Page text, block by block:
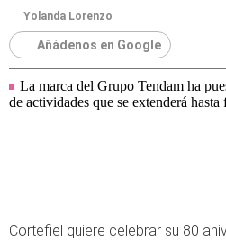
Yolanda Lorenzo
Añádenos en Google
La marca del Grupo Tendam ha
de actividades que se extenderá
Cortefiel quiere celebrar su 80